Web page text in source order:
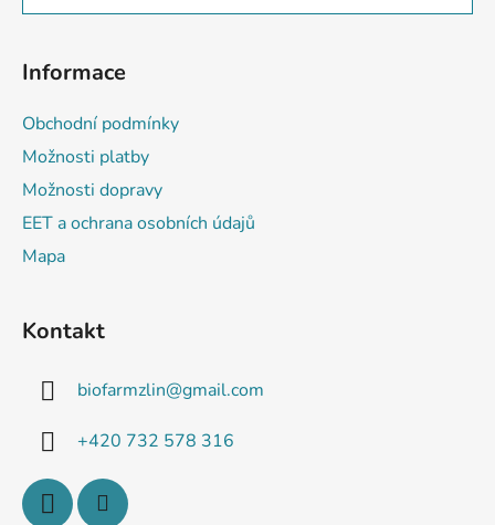
Informace
Obchodní podmínky
Možnosti platby
Možnosti dopravy
EET a ochrana osobních údajů
Mapa
Kontakt
biofarmzlin@gmail.com
+420 732 578 316